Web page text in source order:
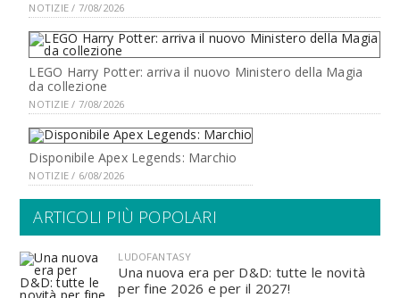
NOTIZIE / 7/08/2026
LEGO Harry Potter: arriva il nuovo Ministero della Magia
da collezione
NOTIZIE / 7/08/2026
Disponibile Apex Legends: Marchio
NOTIZIE / 6/08/2026
ARTICOLI PIÙ POPOLARI
LUDOFANTASY
Una nuova era per D&D: tutte le novità
per fine 2026 e per il 2027!